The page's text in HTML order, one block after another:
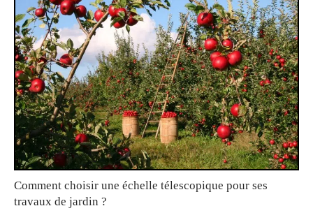
Comment choisir une échelle télescopique pour ses
travaux de jardin ?